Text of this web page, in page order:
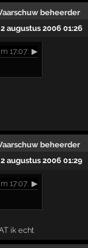
2 augustus 2006 01:26
17:07: ▶
2 augustus 2006 01:29
17:07: ▶
ik echt